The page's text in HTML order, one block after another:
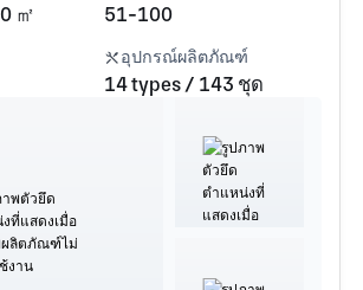
㎡ 51-100
อุปกรณ์ผลิตภัณฑ์
14 types / 143 ชุด